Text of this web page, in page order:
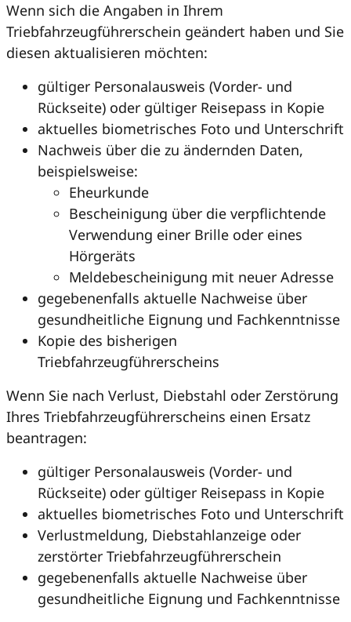
Wenn sich die Angaben in Ihrem
Triebfahrzeugführerschein geändert haben und Sie
diesen aktualisieren möchten:
gültiger Personalausweis (Vorder- und
Rückseite) oder gültiger Reisepass in Kopie
aktuelles biometrisches Foto und Unterschrift
Nachweis über die zu ändernden Daten,
beispielsweise:
Eheurkunde
Bescheinigung über die verpflichtende
Verwendung einer Brille oder eines
Hörgeräts
Meldebescheinigung mit neuer Adresse
gegebenenfalls aktuelle Nachweise über
gesundheitliche Eignung und Fachkenntnisse
Kopie des bisherigen
Triebfahrzeugführerscheins
Wenn Sie nach Verlust, Diebstahl oder Zerstörung
Ihres Triebfahrzeugführerscheins einen Ersatz
beantragen:
gültiger Personalausweis (Vorder- und
Rückseite) oder gültiger Reisepass in Kopie
aktuelles biometrisches Foto und Unterschrift
Verlustmeldung, Diebstahlanzeige oder
zerstörter Triebfahrzeugführerschein
gegebenenfalls aktuelle Nachweise über
gesundheitliche Eignung und Fachkenntnisse